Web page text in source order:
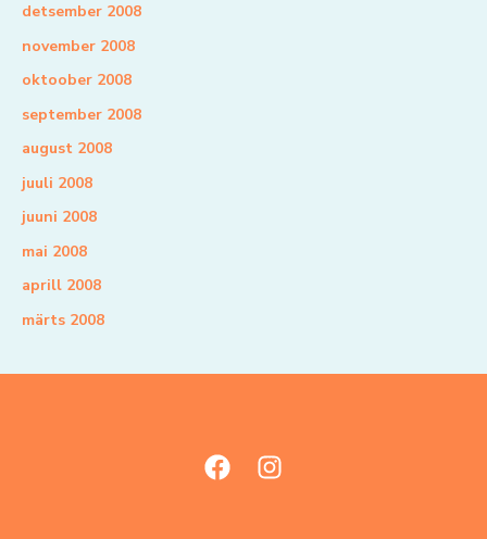
detsember 2008
november 2008
oktoober 2008
september 2008
august 2008
juuli 2008
juuni 2008
mai 2008
aprill 2008
märts 2008